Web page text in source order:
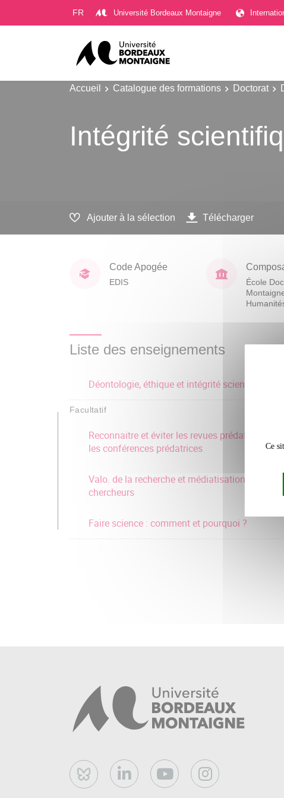
FR Université Bordeaux Montaigne
Accueil Catalogue des formations Doctorat
Intégrité
Ajouter à la sélection Télécharger
Code Apogée
EDIS
École
Liste des enseignements
Déontologie, éthique et intégrité scientifique
Facultatif
Reconnaitre et éviter les revues prédatrices et
les conférences prédatrices
Valo. de la recherche et médiatisation des
chercheurs
Faire science : comment et pourquoi ?
Bluesky
Ce